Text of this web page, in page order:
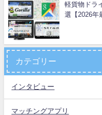
軽貨物ドラ
選【2026年
カテゴリー
インタビュー
マッチングアプリ